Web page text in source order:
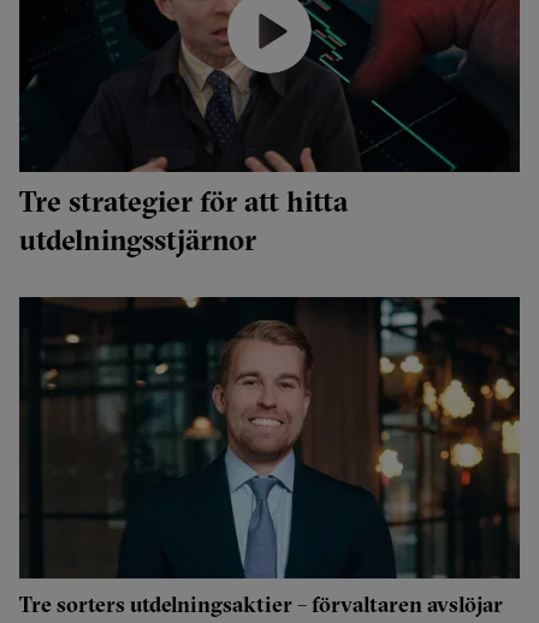
Tre strategier för att hitta
utdelningsstjärnor
Tre sorters utdelningsaktier – förvaltaren avslöjar